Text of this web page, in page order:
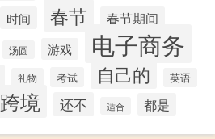
时间 春节 春节期间
汤圆 游戏 电子商务
礼物 考试 自己的 英语
跨境 还不 适合 都是